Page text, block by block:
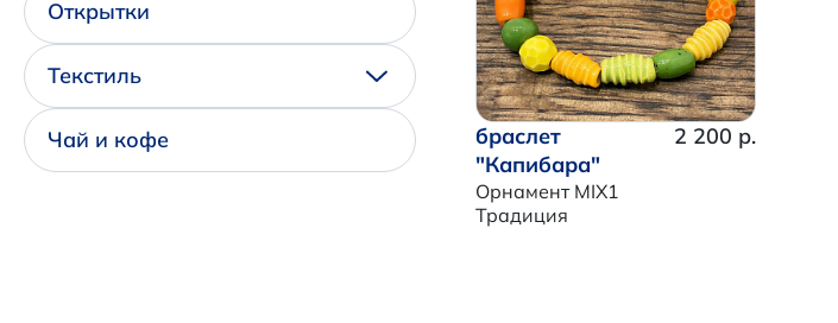
Открытки
Текстиль
Чай и кофе
браслет
"Капибара"
Орнамент MIX1
Традиция
2 200 р.